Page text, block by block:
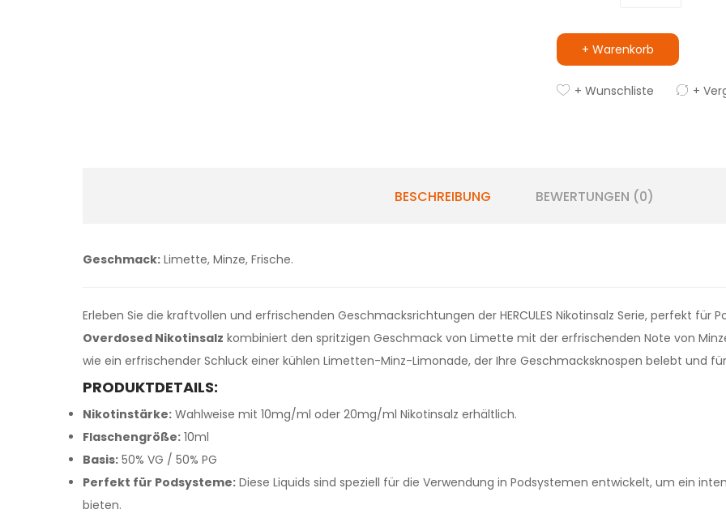
+ Warenkorb
+ Wunschliste +
BESCHREIBUNG BEWERTUNGEN (0)
Geschmack: Limette, Minze, Frische.
Erleben Sie die kraftvollen und erfrischenden Geschmacksrichtungen der HERCULES Nikotinsalz Serie, perfekt für
Overdosed Nikotinsalz kombiniert den spritzigen Geschmack von Limette mit der erfrischenden Note von
wie ein erfrischender Schluck einer kühlen Limetten-Minz-Limonade, der Ihre Geschmacksknospen belebt und
PRODUKTDETAILS:
Nikotinstärke: Wahlweise mit 10mg/ml oder 20mg/ml Nikotinsalz erhältlich.
Flaschengröße: 10ml
Basis: 50% VG / 50% PG
Perfekt für Podsysteme: Diese Liquids sind speziell für die Verwendung in Podsystemen entwickelt, um ein
bieten.